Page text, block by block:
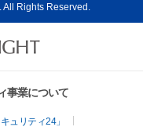
Rights Reserved.
事業について
ュリティ24」